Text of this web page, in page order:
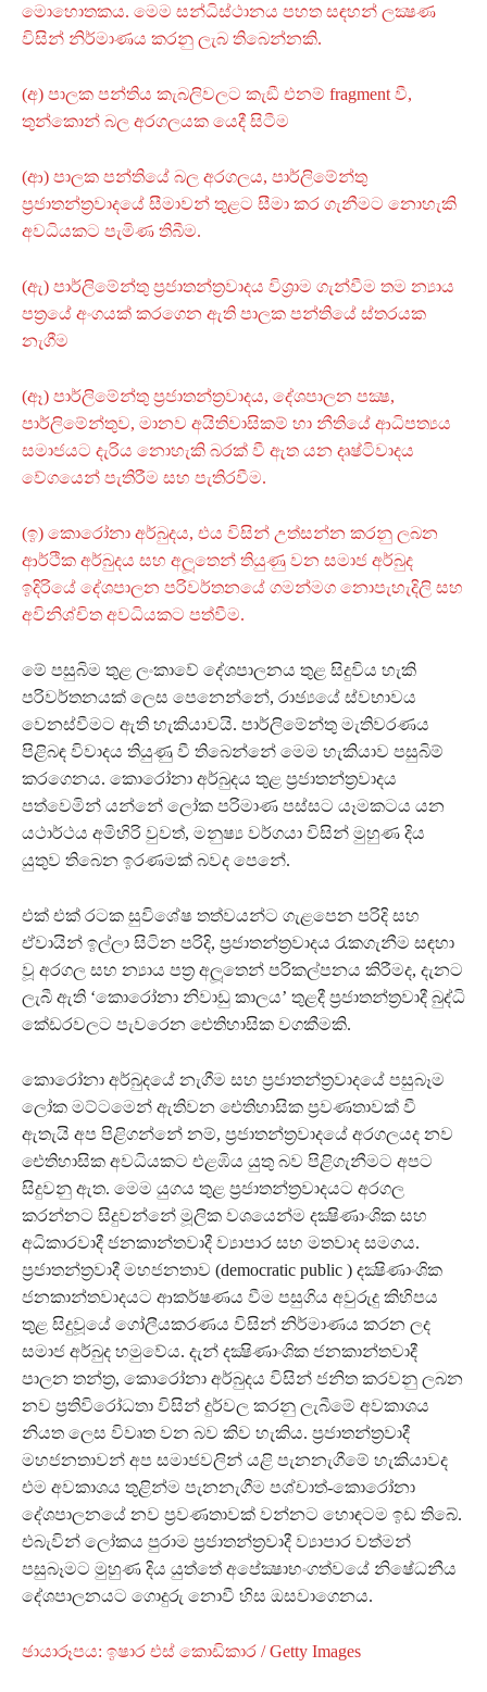
මොහොතකය. මෙම සන්ධිස්ථානය පහත සඳහන් ලක්‍ෂණ
විසින් නිර්මාණය කරනු ලැබ තිබෙන්නකි.
(අ) පාලක පන්තිය කැබලිවලට කැඞී එනම් fragment වී,
තුන්කොන් බල අරගලයක යෙදී සිටීම
(ආ) පාලක පන්තියේ බල අරගලය, පාර්ලිමේන්තු
ප්‍රජාතන්ත්‍රවාදයේ සීමාවන් තුළට සීමා කර ගැනීමට නොහැකි
අවධියකට පැමිණ තිබීම.
(ඇ) පාර්ලිමේන්තු ප්‍රජාතන්ත්‍රවාදය විශ්‍රාම ගැන්වීම තම න්‍යාය
පත්‍රයේ අංගයක් කරගෙන ඇති පාලක පන්තියේ ස්තරයක
නැගීම
(ඈ) පාර්ලිමේන්තු ප්‍රජාතන්ත්‍රවාදය, දේශපාලන පක්‍ෂ,
පාර්ලිමේන්තුව, මානව අයිතිවාසිකම් හා නීතියේ ආධිපත්‍යය
සමාජයට දැරිය නොහැකි බරක් වී ඇත යන දෘෂ්ටිවාදය
වේගයෙන් පැතිරීම සහ පැතිරවීම.
(ඉ) කොරෝනා අර්බුදය, එය විසින් උත්සන්න කරනු ලබන
ආර්ථික අර්බුදය සහ අලූතෙන් තියුණු වන සමාජ අර්බුද
ඉදිරියේ දේශපාලන පරිවර්තනයේ ගමන්මග නොපැහැදිලි සහ
අවිනිශ්චිත අවධියකට පත්වීම.
මේ පසුබිම තුළ ලංකාවේ දේශපාලනය තුළ සිදුවිය හැකි
පරිවර්තනයක් ලෙස පෙනෙන්නේ, රාඡ්‍යයේ ස්වභාවය
වෙනස්වීමට ඇති හැකියාවයි. පාර්ලිමේන්තු මැතිවරණය
පිළිබඳ විවාදය තියුණු වී තිබෙන්නේ මෙම හැකියාව පසුබිම්
කරගෙනය. කොරෝනා අර්බුදය තුළ ප්‍රජාතන්ත්‍රවාදය
පත්වෙමින් යන්නේ ලෝක පරිමාණ පස්සට යෑමකටය යන
යථාර්ථය අමිහිරි වුවත්, මනුෂ්‍ය වර්ගයා විසින් මුහුණ දිය
යුතුව තිබෙන ඉරණමක් බවද පෙනේ.
එක් එක් රටක සුවිශේෂ තත්වයන්ට ගැළපෙන පරිදි සහ
ඒවායින් ඉල්ලා සිටින පරිදි, ප්‍රජාතන්ත්‍රවාදය රැකගැනීම සඳහා
වූ අරගල සහ න්‍යාය පත්‍ර අලූතෙන් පරිකල්පනය කිරීමද, දැනට
ලැබී ඇති ‘කොරෝනා නිවාඩු කාලය’ තුළදී ප්‍රජාතන්ත්‍රවාදී බුද්ධි
කේඩරවලට පැවරෙන ඓතිහාසික වගකීමකි.
කොරෝනා අර්බුදයේ නැගීම සහ ප්‍රජාතන්ත්‍රවාදයේ පසුබෑම
ලෝක මට්ටමෙන් ඇතිවන ඓතිහාසික ප්‍රවණතාවක් වී
ඇතැයි අප පිළිගන්නේ නම්, ප්‍රජාතන්ත්‍රවාදයේ අරගලයද නව
ඓතිහාසික අවධියකට එළඹිය යුතු බව පිළිගැනීමට අපට
සිදුවනු ඇත. මෙම යුගය තුළ ප්‍රජාතන්ත්‍රවාදයට අරගල
කරන්නට සිදුවන්නේ මූලික වශයෙන්ම දක්‍ෂිණාංශික සහ
අධිකාරවාදී ජනකාන්තවාදී ව්‍යාපාර සහ මතවාද සමගය.
ප්‍රජාතන්ත්‍රවාදී මහජනතාව (democratic public ) දක්‍ෂිණාංශික
ජනකාන්තවාදයට ආකර්ෂණය වීම පසුගිය අවුරුදු කිහිපය
තුළ සිදුවූයේ ගෝලීයකරණය විසින් නිර්මාණය කරන ලද
සමාජ අර්බුද හමුවේය. දැන් දක්‍ෂිණාංශික ජනකාන්තවාදී
පාලන තන්ත්‍ර, කොරෝනා අර්බුදය විසින් ජනිත කරවනු ලබන
නව ප්‍රතිවිරෝධතා විසින් දුර්වල කරනු ලැබීමේ අවකාශය
නියත ලෙස විවෘත වන බව කිව හැකිය. ප්‍රජාතන්ත්‍රවාදී
මහජනතාවන් අප සමාජවලින් යළි පැනනැගීමේ හැකියාවද
එම අවකාශය තුළින්ම පැනනැගීම පශ්චාත්-කොරෝනා
දේශපාලනයේ නව ප්‍රවණතාවක් වන්නට හොඳටම ඉඩ තිබේ.
එබැවින් ලෝකය පුරාම ප්‍රජාතන්ත්‍රවාදී ව්‍යාපාර වත්මන්
පසුබෑමට මුහුණ දිය යුත්තේ අපේක්‍ෂාභංගත්වයේ නිෂේධනීය
දේශපාලනයට ගොදුරු නොවී හිස ඔසවාගෙනය.
ඡායාරූපය: ඉෂාර එස් කොඩිකාර / Getty Images